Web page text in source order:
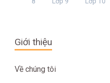
Giới thiệu
Về chúng tôi